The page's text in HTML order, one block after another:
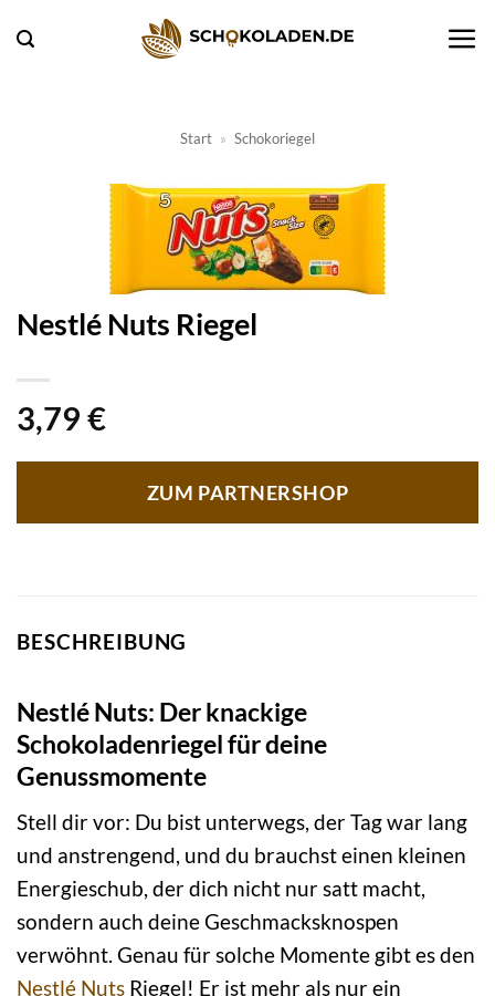
Inhalt
Start » Schokoriegel
Nestlé Nuts Riegel
3,79 €
ZUM PARTNERSHOP
BESCHREIBUNG
Nestlé Nuts: Der knackige
Schokoladenriegel für deine
Genussmomente
Stell dir vor: Du bist unterwegs, der Tag war lang
und anstrengend, und du brauchst einen kleinen
Energieschub, der dich nicht nur satt macht,
sondern auch deine Geschmacksknospen
verwöhnt. Genau für solche Momente gibt es den
Nestlé Nuts Riegel! Er ist mehr als nur ein